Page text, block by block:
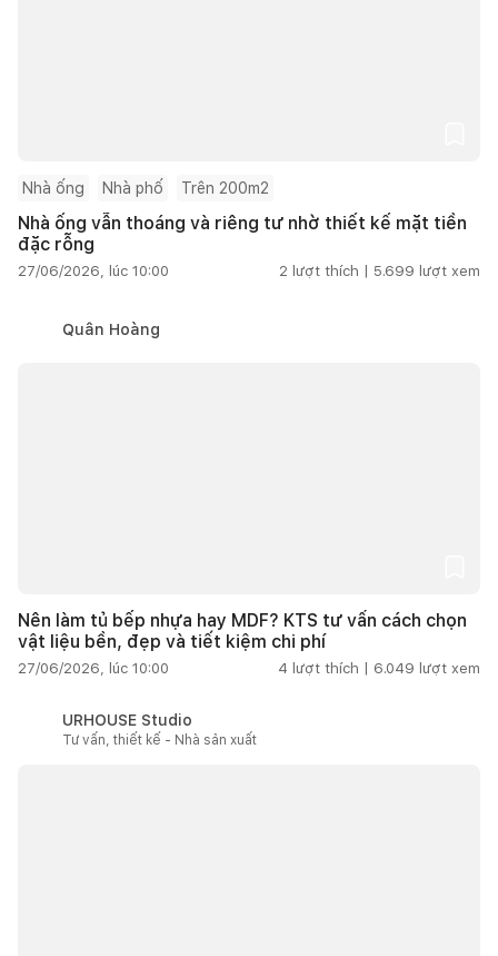
Nhà ống Nhà phố Trên 200m2
Nhà ống vẫn thoáng và riêng tư nhờ thiết kế mặt tiền
đặc rỗng
27/06/2026, lúc 10:00 2 lượt thích | 5.699 lượt xem
Quân Hoàng
Nên làm tủ bếp nhựa hay MDF? KTS tư vấn cách chọn
vật liệu bền, đẹp và tiết kiệm chi phí
27/06/2026, lúc 10:00 4 lượt thích | 6.049 lượt xem
URHOUSE Studio
Tư vấn, thiết kế - Nhà sản xuất